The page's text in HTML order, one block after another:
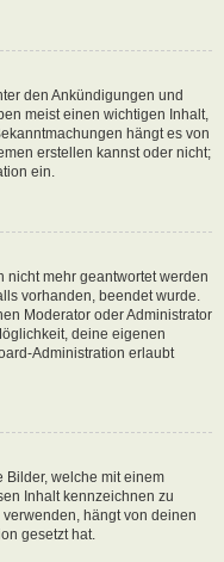
den Ankündigungen und
meist einen wichtigen Inhalt,
hängt es von
erstellen kannst oder nicht;
ein.
nicht mehr geantwortet werden
vorhanden, beendet wurde.
Moderator oder Administrator
deine eigenen
Administration erlaubt
Bilder, welche mit einem
Inhalt kennzeichnen zu
hängt von deinen
gesetzt hat.